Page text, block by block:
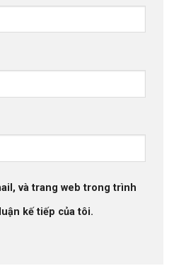
và trang web trong trình
kế tiếp của tôi.